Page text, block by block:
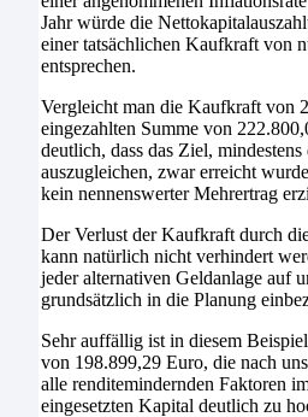
Jahr würde die
einer tatsächlichen Kaufkraft von
entsprechen.
Vergleicht man die Kaufkraft von
eingezahlten Summe von
deutlich, dass das Ziel,
auszugleichen, zwar erreicht
kein nennenswerter Mehrertrag
Der Verlust der Kaufkraft durch
kann natürlich nicht verhindert
jeder alternativen Geldanlage auf
grundsätzlich in die Planung
Sehr auffällig ist in diesem
von 198.899,29 Euro, die nach
alle renditemindernden Faktoren
eingesetzten Kapital deutlich zu